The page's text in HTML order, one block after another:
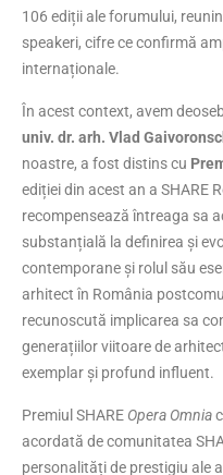
106 ediții ale forumului,
speakeri, cifre ce confirmă
internaționale.
În acest context, avem
univ. dr. arh. Vlad
noastre, a fost distins cu
ediției din acest an a SHARE
recompensează întreaga sa
substanțială la definirea și
contemporane și rolul său
arhitect în România
recunoscută implicarea sa
generațiilor viitoare de
exemplar și profund influent.
Premiul SHARE Opera Omnia
acordată de comunitatea
personalități de prestigiu ale